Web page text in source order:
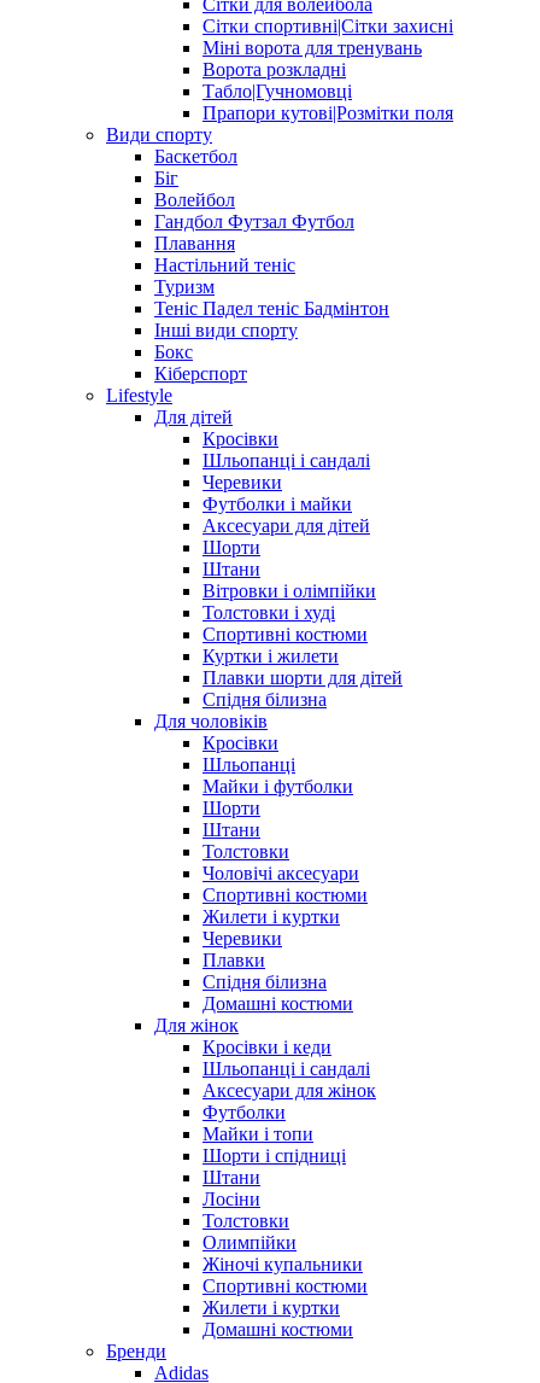
Сітки для волейбола
Сітки спортивні|Cітки захисні
Міні ворота для тренувань
Ворота розкладні
Табло|Гучномовці
Прапори кутові|Розмітки поля
Види спорту
Баскетбол
Біг
Волейбол
Гандбол Футзал Футбол
Плавання
Настільний теніс
Туризм
Теніс Падел теніс Бадмінтон
Інші види спорту
Бокс
Кіберспорт
Lifestyle
Для дітей
Кросівки
Шльопанці і сандалі
Черевики
Футболки і майки
Аксесуари для дітей
Шорти
Штани
Вітровки і олімпійки
Толстовки і худі
Спортивні костюми
Куртки і жилети
Плавки шорти для дітей
Спідня білизна
Для чоловіків
Кросівки
Шльопанці
Майки і футболки
Шорти
Штани
Толстовки
Чоловічі аксесуари
Спортивні костюми
Жилети і куртки
Черевики
Плавки
Спідня білизна
Домашні костюми
Для жінок
Кросівки і кеди
Шльопанці і сандалі
Аксесуари для жінок
Футболки
Майки і топи
Шорти і спідниці
Штани
Лосіни
Толстовки
Олимпійки
Жіночі купальники
Спортивні костюми
Жилети і куртки
Домашні костюми
Бренди
Adidas